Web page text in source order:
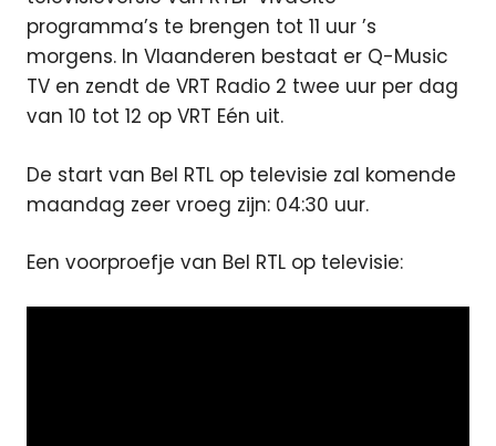
programma’s te brengen tot 11 uur ’s
morgens. In Vlaanderen bestaat er Q-Music
TV en zendt de VRT Radio 2 twee uur per dag
van 10 tot 12 op VRT Eén uit.
De start van Bel RTL op televisie zal komende
maandag zeer vroeg zijn: 04:30 uur.
Een voorproefje van Bel RTL op televisie: